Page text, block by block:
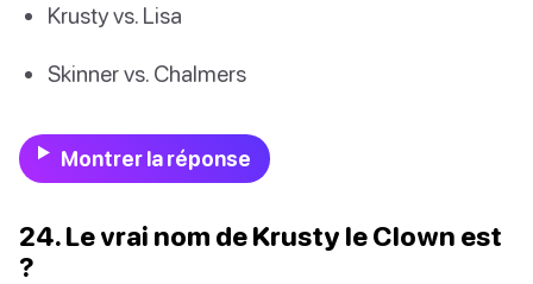
Krusty vs. Lisa
Skinner vs. Chalmers
Montrer la réponse
24. Le vrai nom de Krusty le Clown est
?